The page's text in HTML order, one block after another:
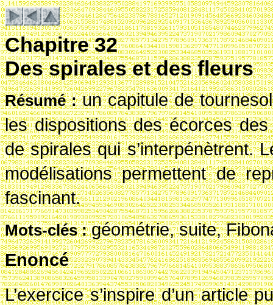
Chapitre 32
Des spirales et des fleurs
Résumé:un capitule de
les dispositions des écorces
de spirales qui s’interpénètrent.
modélisations permettent de
fascinant.
Mots-clés:géométrie, suite,
Enoncé
L’exercice s’inspire d’un article